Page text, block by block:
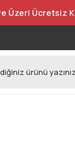
Üzeri Ücretsiz